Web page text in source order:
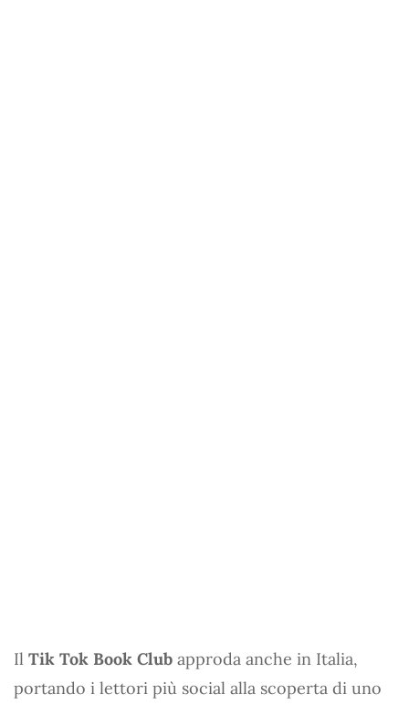
Il Tik Tok Book Club approda anche in Italia,
portando i lettori più social alla scoperta di uno